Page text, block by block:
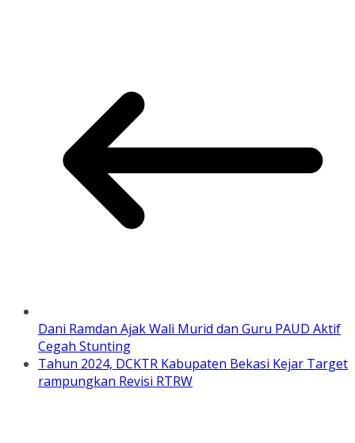
Dani Ramdan Ajak Wali Murid dan Guru PAUD Aktif
Cegah Stunting
Tahun 2024, DCKTR Kabupaten Bekasi Kejar Target
rampungkan Revisi RTRW